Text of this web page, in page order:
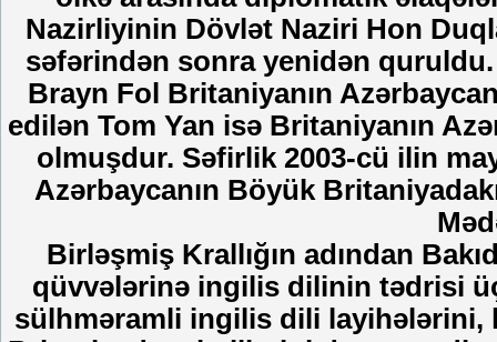
Nazirliyinin Dövlət Naziri Hon
səfərindən sonra yenidən
Brayn Fol Britaniyanın
edilən Tom Yan isə Britaniyanın
olmuşdur. Səfirlik 2003-cü ilin
Azərbaycanın Böyük
Birləşmiş Krallığın adından
qüvvələrinə ingilis dilinin tədrisi
sülhməramli ingilis dili layihələrini,